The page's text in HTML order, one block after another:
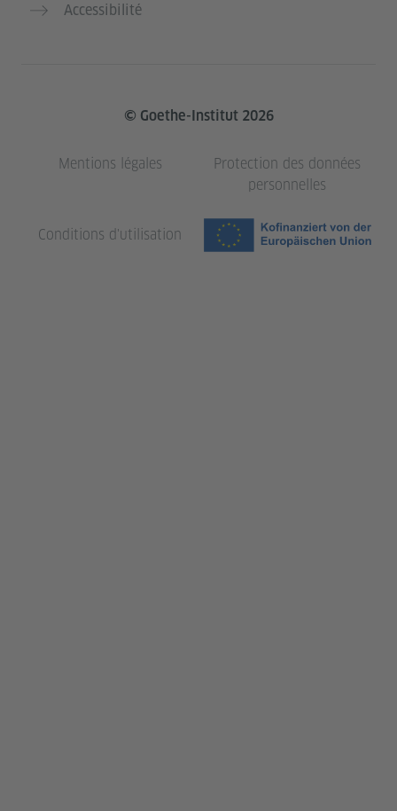
Accessibilité
© Goethe-Institut 2026
Mentions légales
Protection des données
personnelles
Conditions d'utilisation